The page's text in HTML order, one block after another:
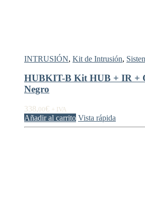
INTRUSIÓN, Kit de Intrusión,
HUBKIT-B Kit HUB + IR +
Negro
338,00€ + IVA
Añadir al carrito Vista rápida